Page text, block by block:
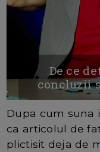
De ce
concluzii
Dupa cum suna
ca articolul de
plictisit deja de